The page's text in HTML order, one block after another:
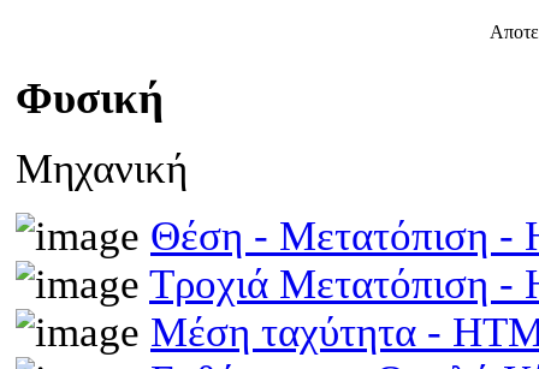
Φυσική
Μηχανική
Θέση - Μετατόπιση -
Τροχιά Μετατόπιση -
Μέση ταχύτητα -